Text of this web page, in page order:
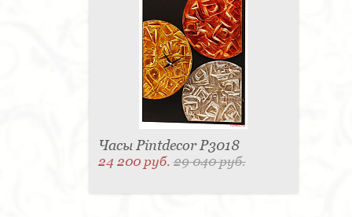
Часы Pintdecor P3018
24 200 руб.29 040 руб.